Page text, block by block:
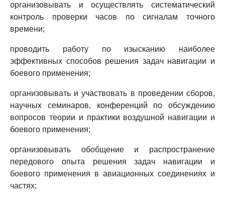
организовывать и осуществлять систематический
контроль проверки часов по сигналам точного
времени;
проводить работу по изысканию наиболее
эффективных способов решения задач навигации и
боевого применения;
организовывать и участвовать в проведении сборов,
научных семинаров, конференций по обсуждению
вопросов теории и практики воздушной навигации и
боевого применения;
организовывать обобщение и распространение
передового опыта решения задач навигации и
боевого применения в авиационных соединениях и
частях;